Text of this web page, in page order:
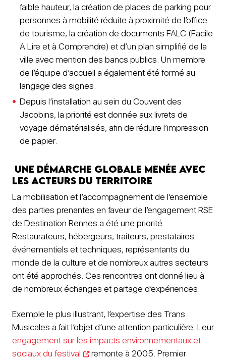
faible hauteur, la création de places de parking pour
personnes à mobilité réduite à proximité de l’office
de tourisme, la création de documents FALC (Facile
A Lire et à Comprendre) et d’un plan simplifié de la
ville avec mention des bancs publics. Un membre
de l’équipe d’accueil a également été formé au
langage des signes.
Depuis l’installation au sein du Couvent des
Jacobins, la priorité est donnée aux livrets de
voyage dématérialisés, afin de réduire l’impression
de papier.
Une démarche globale menée avec
les acteurs du territoire
La mobilisation et l’accompagnement de l’ensemble
des parties prenantes en faveur de l’engagement RSE
de Destination Rennes a été une priorité.
Restaurateurs, hébergeurs, traiteurs, prestataires
événementiels et techniques, représentants du
monde de la culture et de nombreux autres secteurs
ont été approchés. Ces rencontres ont donné lieu à
de nombreux échanges et partage d’expériences.
Exemple le plus illustrant, l’expertise des Trans
Musicales a fait l’objet d’une attention particulière. Leur
engagement sur les impacts environnementaux et
sociaux du festival
remonte à 2005. Premier